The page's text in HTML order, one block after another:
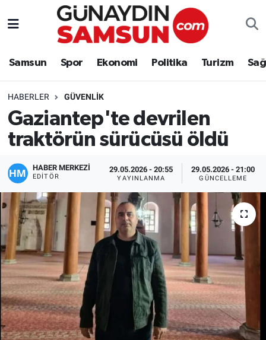
Samsun Spor Ekonomi Politika Turizm
HABERLER GÜVENLIK
Gaziantep'te devrilen
traktörün sürücüsü öldü
HABER MERKEZİ
EDITÖR
29.05.2026 - 20:55
YAYINLANMA
29.05.2026 - 21:00
GÜNCELLEME
Samsun
Politika
Turizm
Sağlık
Eğitim
Yaşam
Kültür Sanat
Bilim ve Teknoloji
Nöbetçi Eczaneler
Süper Lig Puan Durumu ve Fikstür
Tüm Manşetler
Son Dakika Haberleri
Haber Arşivi